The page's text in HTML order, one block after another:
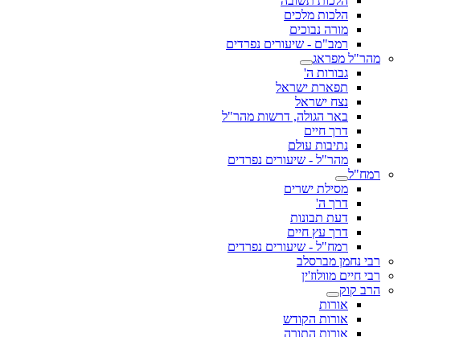
הלכות מלכים
מורה נבוכים
רמב"ם - שיעורים נפרדים
מהר"ל מפראג
גבורות ה'
תפארת ישראל
נצח ישראל
באר הגולה, דרשות מהר"ל
דרך חיים
נתיבות עולם
מהר"ל - שיעורים נפרדים
רמח"ל
מסילת ישרים
דרך ה'
דעת תבונות
דרך עץ חיים
רמח"ל - שיעורים נפרדים
רבי נחמן מברסלב
רבי חיים מוולוז'ין
הרב קוק
אורות
אורות הקודש
אורות התורה